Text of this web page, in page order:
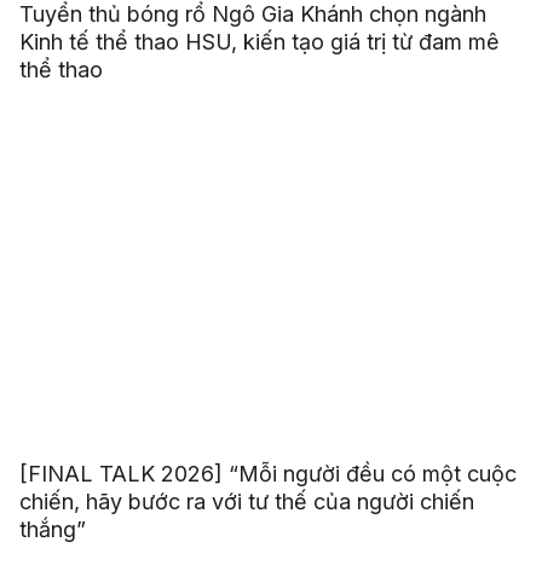
Tuyển thủ bóng rổ Ngô Gia Khánh chọn ngành
Kinh tế thể thao HSU, kiến tạo giá trị từ đam mê
thể thao
[FINAL TALK 2026] “Mỗi người đều có một cuộc
chiến, hãy bước ra với tư thế của người chiến
thắng”